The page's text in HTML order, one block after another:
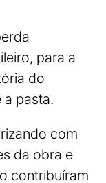
para a
do
a pasta.
com
da obra e
contribuíram